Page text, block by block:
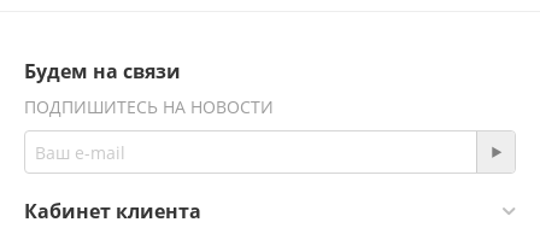
Будем на связи
ПОДПИШИТЕСЬ НА НОВОСТИ
Кабинет клиента